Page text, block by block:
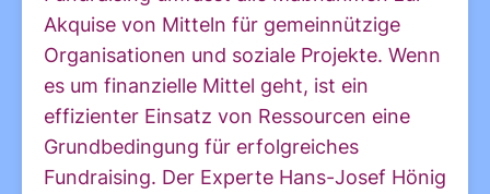
Akquise von Mitteln für gemeinnützige
Organisationen und soziale Projekte. Wenn
es um finanzielle Mittel geht, ist ein
effizienter Einsatz von Ressourcen eine
Grundbedingung für erfolgreiches
Fundraising. Der Experte Hans-Josef Hönig